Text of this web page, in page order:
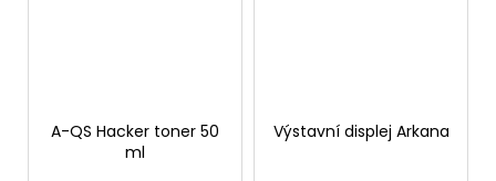
A-QS Hacker toner 50
ml
Výstavní displej Arkana